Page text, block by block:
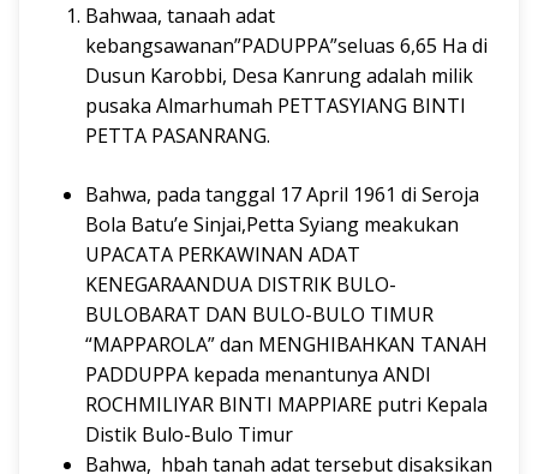
Bahwaa, tanaah adat
kebangsawanan”PADUPPA”seluas 6,65 Ha di
Dusun Karobbi, Desa Kanrung adalah milik
pusaka Almarhumah PETTASYIANG BINTI
PETTA PASANRANG.
Bahwa, pada tanggal 17 April 1961 di Seroja
Bola Batu’e Sinjai,Petta Syiang meakukan
UPACATA PERKAWINAN ADAT
KENEGARAANDUA DISTRIK BULO-
BULOBARAT DAN BULO-BULO TIMUR
“MAPPAROLA” dan MENGHIBAHKAN TANAH
PADDUPPA kepada menantunya ANDI
ROCHMILIYAR BINTI MAPPIARE putri Kepala
Distik Bulo-Bulo Timur
Bahwa, hbah tanah adat tersebut disaksikan